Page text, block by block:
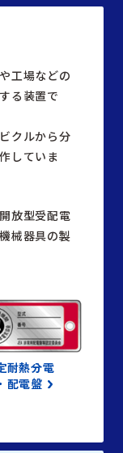
工場などの
る装置で
クルから分
していま
放型受配電
械器具の製
耐熱分電
配電盤